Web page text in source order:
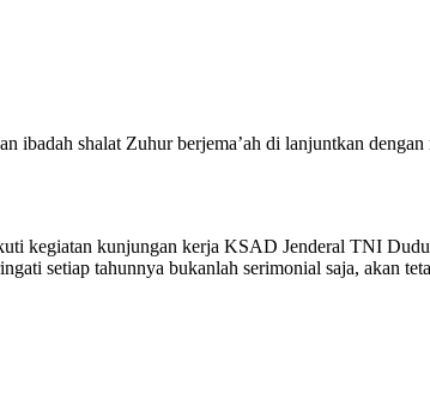
shalat Zuhur berjema’ah di lanjuntkan
kegiatan kunjungan kerja KSAD Jenderal TNI
setiap tahunnya bukanlah serimonial saja, akan